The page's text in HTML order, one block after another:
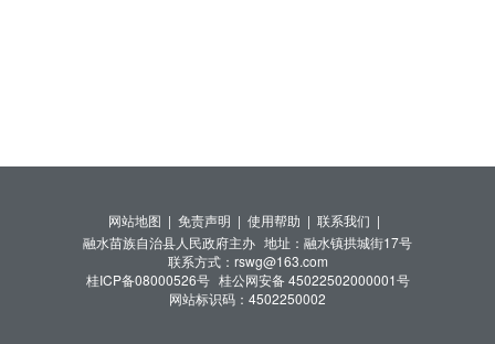
网站地图 | 免责声明 | 使用帮助 | 联系我们 |
融水苗族自治县人民政府主办 地址：融水镇拱城街17号
联系方式：rswg@163.com
桂ICP备08000526号 桂公网安备 45022502000001号
网站标识码：4502250002